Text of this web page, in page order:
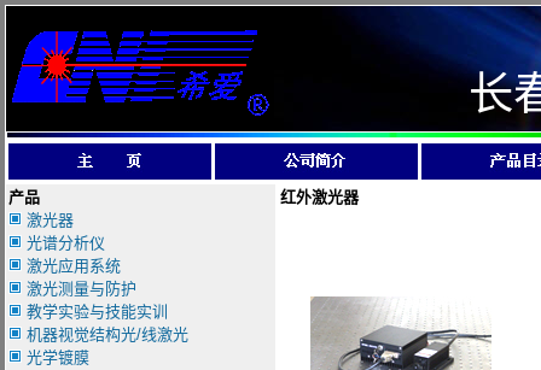
长
产品
激光器
光谱分析仪
激光应用系统
激光测量与防护
教学实验与技能实训
机器视觉结构光/线激光
光学镀膜
红外激光器